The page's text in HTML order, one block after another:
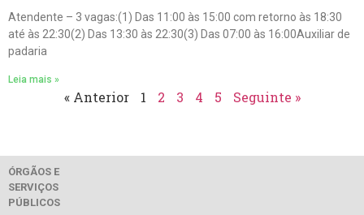
Atendente – 3 vagas:(1) Das 11:00 às 15:00 com retorno às 18:30
até às 22:30(2) Das 13:30 às 22:30(3) Das 07:00 às 16:00Auxiliar de
padaria
Leia mais »
« Anterior 1 2 3 4 5 Seguinte »
ÓRGÃOS E
SERVIÇOS
PÚBLICOS